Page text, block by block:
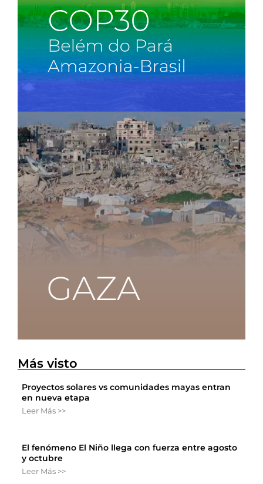
Más visto
Proyectos solares vs comunidades mayas entran
en nueva etapa
Leer Más >>
El fenómeno El Niño llega con fuerza entre agosto
y octubre
Leer Más >>